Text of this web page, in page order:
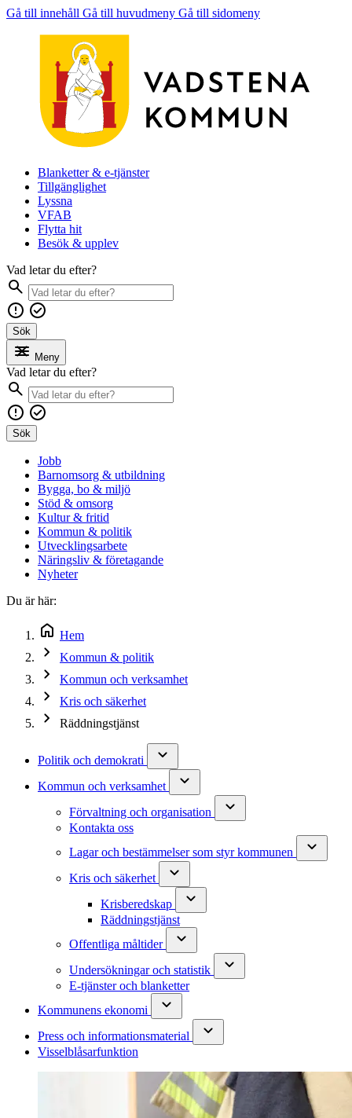
Gå till innehåll Gå till huvudmeny Gå till sidomeny
Blanketter & e-tjänster
Tillgänglighet
Lyssna
VFAB
Flytta hit
Besök & upplev
Vad letar du efter?
Sök
Meny
Vad letar du efter?
Sök
Jobb
Barnomsorg & utbildning
Bygga, bo & miljö
Stöd & omsorg
Kultur & fritid
Kommun & politik
Utvecklingsarbete
Näringsliv & företagande
Nyheter
Du är här:
Hem
Kommun & politik
Kommun och verksamhet
Kris och säkerhet
Räddningstjänst
Politik och demokrati
Kommun och verksamhet
Förvaltning och organisation
Kontakta oss
Lagar och bestämmelser som styr kommunen
Kris och säkerhet
Krisberedskap
Räddningstjänst
Offentliga måltider
Undersökningar och statistik
E-tjänster och blanketter
Kommunens ekonomi
Press och informationsmaterial
Visselblåsarfunktion